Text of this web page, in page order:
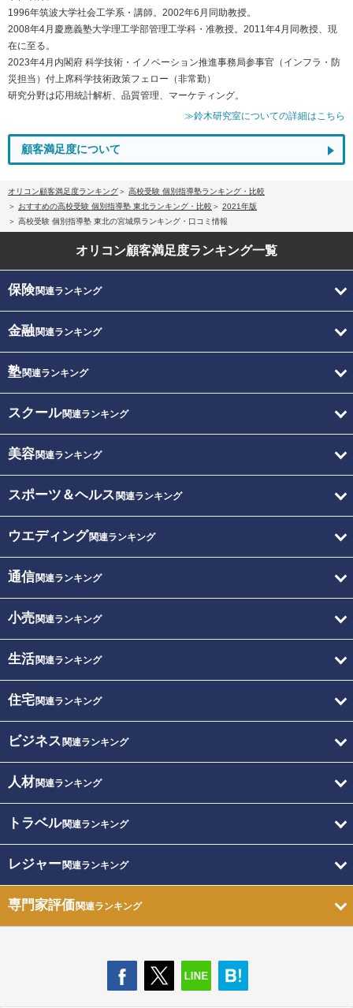
1996年筑波大学社会工学系・講師。2002年6月同助教授。
2008年4月慶應義塾大学理工学部管理工学科・准教授。2011年4月同教授、現
在に至る。
2023年4月内閣府 科学技術・イノベーション推進事務局参事官（インフラ・防
災担当）付上席科学技術政策フェロー（非常勤）
研究分野は応用統計解析、品質管理、マーケティング。
≫鈴木研究室についての詳細はこちら
顧客満足度について
オリコン顧客満足度ランキング
高校受験 個別指導塾ランキング・比較
おすすめの高校受験 個別指導塾 東北ランキング・比較
2021年版
高校受験 個別指導塾 東北の宮城県ランキング・口コミ情報
オリコン顧客満足度ランキング一覧
保険関連ランキング
金融関連ランキング
塾関連ランキング
スクール関連ランキング
美容関連ランキング
スポーツ＆ヘルス 関連ランキング
ウエディング関連ランキング
通信関連ランキング
小売関連ランキング
生活関連ランキング
住宅関連ランキング
ビジネス 関連ランキング
人材関連ランキング
トラベル関連ランキング
レジャー関連ランキング
専門家評価関連ランキング